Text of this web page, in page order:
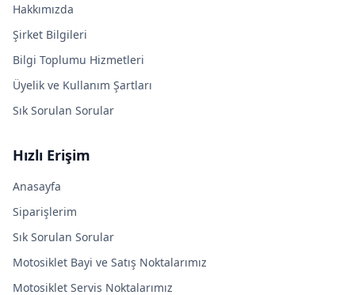
Hakkımızda
Şirket Bilgileri
Bilgi Toplumu Hizmetleri
Üyelik ve Kullanım Şartları
Sık Sorulan Sorular
Hızlı Erişim
Anasayfa
Siparişlerim
Sık Sorulan Sorular
Motosiklet Bayi ve Satış Noktalarımız
Motosiklet Servis Noktalarımız